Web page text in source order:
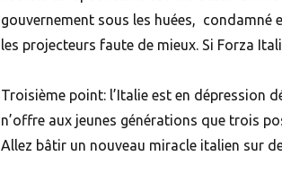
gouvernement sous les huées, condamné
les projecteurs faute de mieux. Si Forza
Troisième point: l’Italie est en dépression
n’offre aux jeunes générations que trois
Allez bâtir un nouveau miracle italien sur